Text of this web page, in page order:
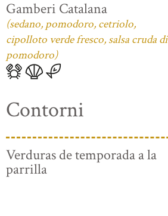
Gamberi Catalana
(sedano, pomodoro, cetriolo,
cipolloto verde fresco, salsa cruda di
pomodoro)
Contorni
Verduras de temporada a la
parrilla